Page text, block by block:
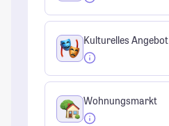
Kulturelles Angebot
Wohnungsmarkt